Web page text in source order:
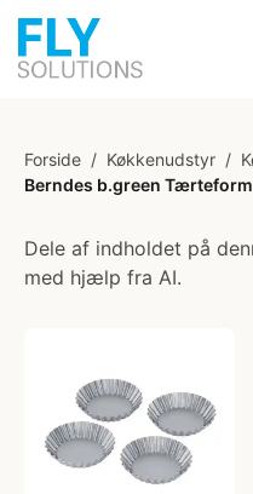
Forside / Køkkenudstyr /
Berndes b.green
Dele af indholdet på
med hjælp fra AI.